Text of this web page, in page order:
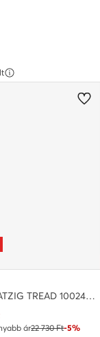
EO-FLOATZIG TREAD 100247798 · Futócipő
ár22 730 Ft-5%